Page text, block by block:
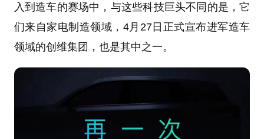
入到造车的赛场中，与这些科技巨头不同的是，它
们来自家电制造领域，4月27日正式宣布进军造车
领域的创维集团，也是其中之一。